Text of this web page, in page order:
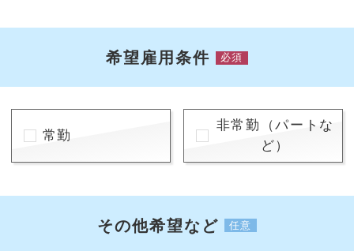
希望雇用条件 必須
常勤
非常勤（パートな
ど）
その他希望など 任意